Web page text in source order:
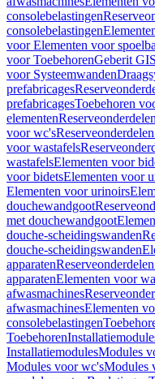
consolebelastingen
consolebelastingen
voor Elementen voor
voor ToebehorenGeberit GIS
voor Systeemwanden
prefabricages
prefabricagesToebehoren
elementen
voor wc's
voor wastafels
wastafelsElementen voor
voor bidetsElementen voor
Elementen voor urinoirs
douchewandgoot
met douchewandgoot
douche-scheidingswanden
douche-scheidingswanden
apparaten
apparatenElementen voor
afwasmachines
afwasmachinesElementen
consolebelastingen
Toebehoren
InstallatiemodulesModules
Modules voor wc'sModules